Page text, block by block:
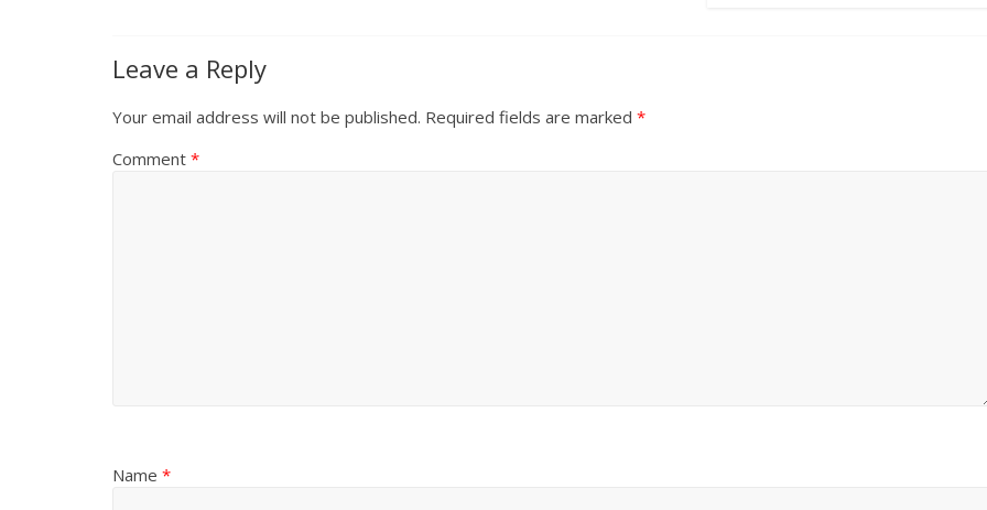
Leave a Reply
Your email address will not be published. Required fields are marked *
Comment *
Name *